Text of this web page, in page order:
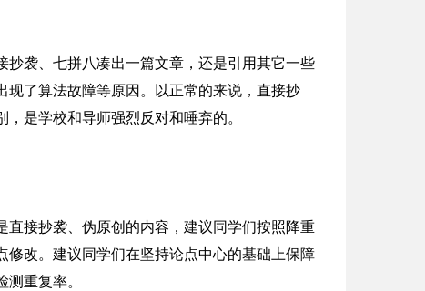
袭、七拼八凑出一篇文章，还是引用其它一些
了算法故障等原因。以正常的来说，直接抄
是学校和导师强烈反对和唾弃的。
接抄袭、伪原创的内容，建议同学们按照降重
改。建议同学们在坚持论点中心的基础上保障
重复率。